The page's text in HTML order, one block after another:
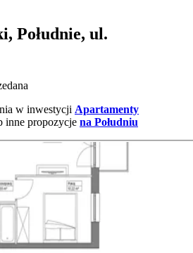
Południe, ul.
w inwestycji Apartamenty
inne propozycje na Południu